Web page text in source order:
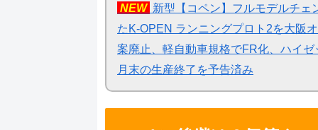
NEW 新型【コペン】フルモデルチェ
たK-OPEN ランニングプロト2を大阪
案廃止、軽自動車規格でFR化、ハイ
月末の生産終了を予告済み